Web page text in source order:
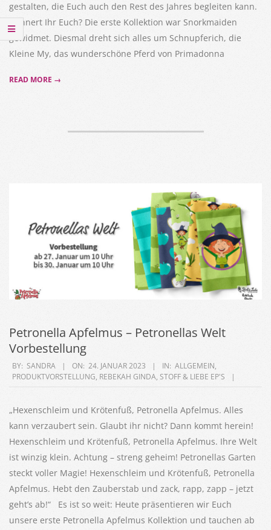
gestalten, die Euch auch den Rest des Jahres begleiten kann.
Erinnert Ihr Euch? Die erste Kollektion war Snorkmaiden
gewidmet. Diesmal dreht sich alles um Schnupferich, die
Kleine My, das wunderschöne Pferd von Primadonna
READ MORE →
Petronella Apfelmus – Petronellas Welt
Vorbestellung
2023-
01-
BY: SANDRA ON: 24. JANUAR 2023 IN: ALLGEMEIN,
PRODUKTVORSTELLUNG, REBEKAH GINDA, STOFF & LIEBE EP'S
„Hexenschleim und Krötenfuß, Petronella Apfelmus. Alles
kann verzaubert sein. Glaubt ihr nicht? Dann kommt herein!
Hexenschleim und Krötenfuß, Petronella Apfelmus. Ihre Welt
ist winzig klein. Achtung – streng geheim! Petronellas Garten
steckt voller Magie! Hexenschleim und Krötenfuß, Petronella
Apfelmus. Hebt den Zauberstab und zack, rapp, zapp – jetzt
geht’s ab!“ Es ist so weit: Heute präsentieren wir Euch
unsere erste Petronella Apfelmus Kollektion und tauchen ab